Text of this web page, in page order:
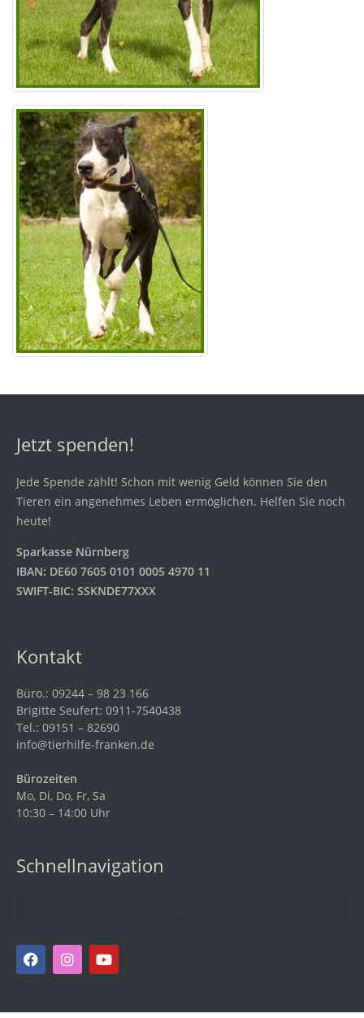
Jetzt spenden!
Jede Spende zählt! Schon mit wenig Geld können Sie den
Tieren ein angenehmes Leben ermöglichen. Helfen Sie noch
heute!
Sparkasse Nürnberg
IBAN: DE60 7605 0101 0005 4970 11
SWIFT-BIC: SSKNDE77XXX
Kontakt
Büro.: 09244 – 98 23 166
Brigitte Seufert: 0911-7540438
Tel.: 09151 – 82690
info@tierhilfe-franken.de
Bürozeiten
Mo, Di, Do, Fr, Sa
10:30 – 14:00 Uhr
Schnellnavigation